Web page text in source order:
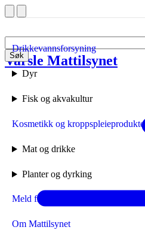
Søk
Drikkevannsforsyning
Dyr
Fisk og akvakultur
Kosmetikk og kroppspleieprodukter
Mat og drikke
Planter og dyrking
Meld fra til Mattilsynet
Om Mattilsynet
Forside
Varsle Mattilsynet